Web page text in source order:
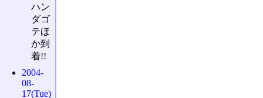
ハン
ダゴ
テほ
か到
着!!
2004-
08-
17(Tue)